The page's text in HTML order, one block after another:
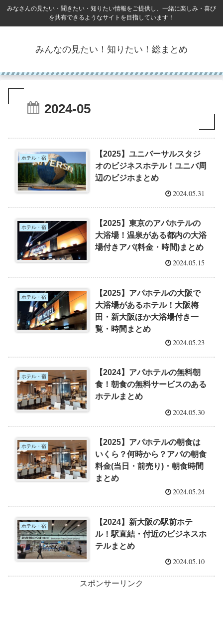
みなさんの見たい・聞きたい・知りたい情報をご提供し、一緒に楽しみ・喜び
を共有できるようなサイトを目指しています！
みんなの見たい！知りたい！総まとめ
2024-05
ホテル・宿
【2025】ユニバーサルスタジ
オのビジネスホテル！ユニバ周
辺のビジホまとめ
2024.05.31
ホテル・宿
【2025】東京のアパホテルの
大浴場！温泉がある都内の大浴
場付きアパ(料金・時間)まとめ
2024.05.15
ホテル・宿
【2025】アパホテルの大阪で
大浴場があるホテル！大阪梅
田・新大阪ほか大浴場付き一
覧・時間まとめ
2024.05.23
ホテル・宿
【2024】アパホテルの無料朝
食！朝食の無料サービスのある
ホテルまとめ
2024.05.30
ホテル・宿
【2025】アパホテルの朝食は
いくら？何時から？アパの朝食
料金(当日・前売り)・朝食時間
まとめ
2024.05.24
ホテル・宿
【2024】新大阪の駅前ホテ
ル！駅直結・付近のビジネスホ
テルまとめ
2024.05.10
スポンサーリンク